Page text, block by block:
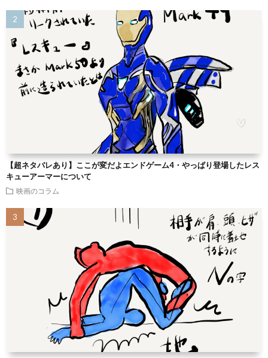
【超ネタバレあり】ここが変だよエンドゲーム4・やっぱり登場したレス
キューアーマーについて
映画のコラム